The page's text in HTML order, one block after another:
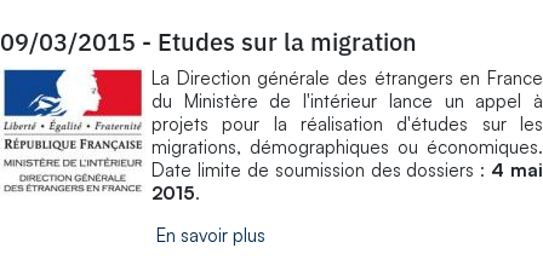
09/03/2015 - Etudes sur la migration
La Direction générale des étrangers en France
du Ministère de l'intérieur lance un appel à
projets pour la réalisation d'études sur les
migrations, démographiques ou économiques.
Date limite de soumission des dossiers : 4 mai
2015.
En savoir plus